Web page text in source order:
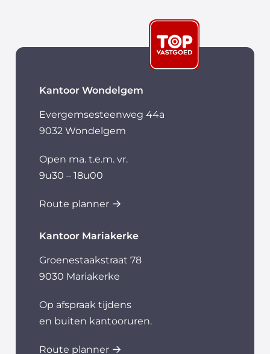
Kantoor Wondelgem
Evergemsesteenweg 44a
9032 Wondelgem
Open ma. t.e.m. vr.
9u30 – 18u00
Route planner
Kantoor Mariakerke
Groenestaakstraat 78
9030 Mariakerke
Op afspraak tijdens
en buiten kantooruren.
Route planner